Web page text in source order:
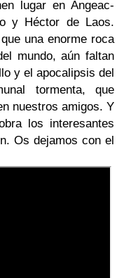
lugar en Angeac-
y Héctor de Laos.
una enorme roca
mundo, aún faltan
y el apocalipsis del
tormenta, que
nuestros amigos. Y
los interesantes
Os dejamos con el